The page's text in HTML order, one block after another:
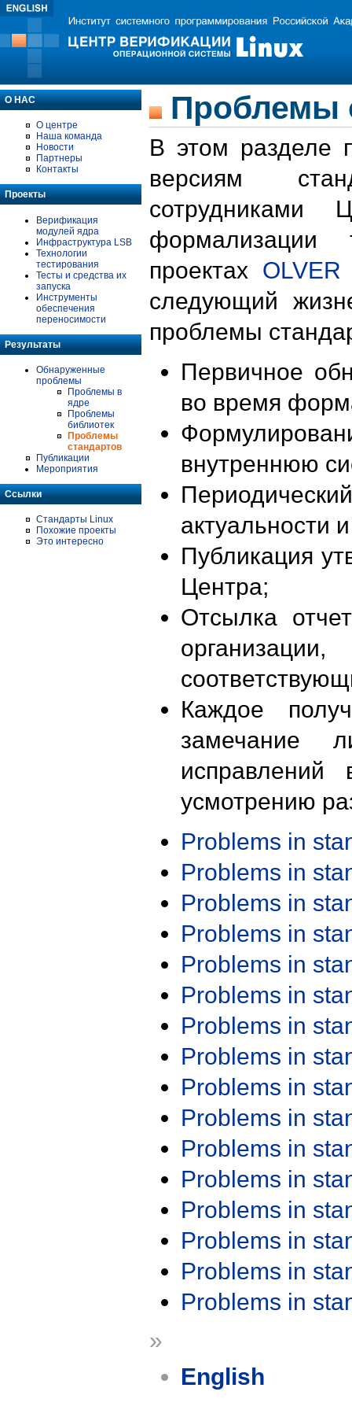
О НАС
О центре
Наша команда
Новости
Партнеры
Контакты
Проекты
Верификация
модулей ядра
Инфраструктура LSB
Технологии
тестирования
Тесты и средства их
запуска
Инструменты
обеспечения
переносимости
Результаты
Обнаруженные
проблемы
Проблемы в
ядре
Проблемы
библиотек
Проблемы
стандартов
Публикации
Мероприятия
Ссылки
Стандарты Linux
Похожие проекты
Это интересно
Проблемы
В этом разделе
версиям
формализации
проектах OLVER
следующий
проблемы
Первичное
во время
внутреннюю
актуальности
Публикация
Центра;
Отсылка
Каждое
замечание
исправлений
усмотрению
Problems in
Problems in
Problems in
Problems in
Problems in
Problems in
Problems in
Problems in
Problems in
Problems in
Problems in
Problems in
Problems in
Problems in
Problems in
Problems in
»
English